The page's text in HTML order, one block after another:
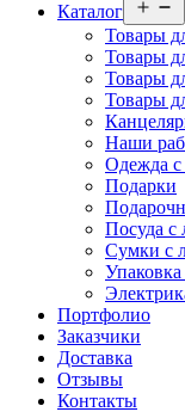
Каталог
Товары
Товары
Товары
Товары
Наши
Одежда с
Подарки
Посуда с
Сумки с
Портфолио
Заказчики
Доставка
Отзывы
Контакты